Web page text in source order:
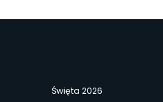
Święta 2026